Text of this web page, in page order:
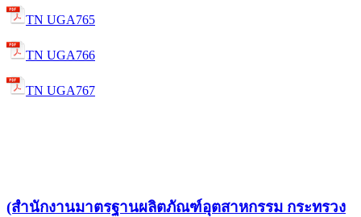
TN UGA765
TN UGA766
TN UGA767
(สำนักงานมาตรฐานผลิตภัณฑ์อุตสาหกรรม กระทรวง